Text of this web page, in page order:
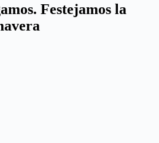
Festejamos la